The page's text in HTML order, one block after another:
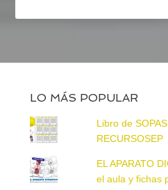
LO MÁS POPULAR
Libro de
RECURSOSEP
EL APARATO
el aula y fichas